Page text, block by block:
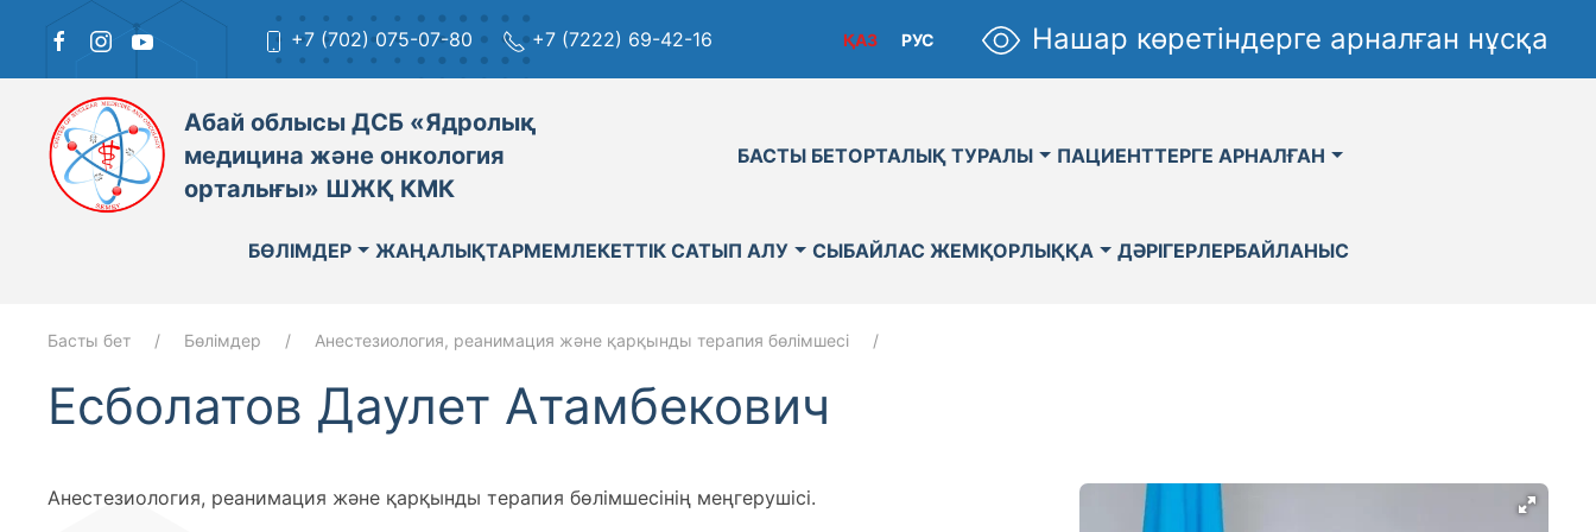
+7 (702) 075-07-80 +7 (7222) 69-42-16 РУС
ҚАЗ Нашар көретіндерге арналған нұсқа
Абай облысы ДСБ «Ядролық
медицина және онкология
орталығы» ШЖҚ КМК
БАСТЫ БЕТОРТАЛЫҚ ТУРАЛЫ ПАЦИЕНТТЕРГЕ АРНАЛҒАН
БӨЛІМДЕР ЖАҢАЛЫҚТАРМЕМЛЕКЕТТІК САТЫП АЛУ СЫБАЙЛАС ЖЕМҚОРЛЫҚҚА ДӘРІГЕРЛЕРБАЙЛАНЫС
Басты бет Бөлімдер Анестезиология, реанимация және қарқынды терапия бөлімшесі
Есболатов Даулет Атамбекович
Анестезиология, реанимация және қарқынды терапия бөлімшесінің меңгерушісі.